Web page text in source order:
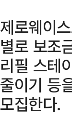
제로웨이
별로 보조
리필 스테
줄이기 등
모집한다.